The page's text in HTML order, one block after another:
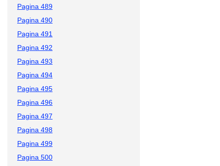
Pagina 489
Pagina 490
Pagina 491
Pagina 492
Pagina 493
Pagina 494
Pagina 495
Pagina 496
Pagina 497
Pagina 498
Pagina 499
Pagina 500